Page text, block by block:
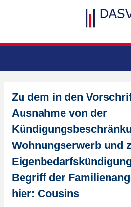
Zu dem in den
Ausnahme von der
Wohnungserwerb und
Begriff der
hier: Cousins